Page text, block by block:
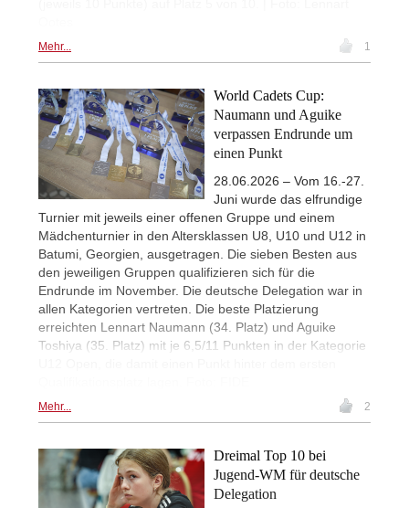
Mehr... 1
World Cadets Cup:
Naumann und Aguike
verpassen Endrunde um
einen Punkt
28.06.2026 – Vom 16.-27.
Juni wurde das elfrundige
Turnier mit jeweils einer offenen Gruppe und einem
Mädchenturnier in den Altersklassen U8, U10 und U12 in
Batumi, Georgien, ausgetragen. Die sieben Besten aus
den jeweiligen Gruppen qualifizieren sich für die
Endrunde im November. Die deutsche Delegation war in
allen Kategorien vertreten. Die beste Platzierung
erreichten Lennart Naumann (34. Platz) und Aguike
Toshiya (35. Platz) mit je 6,5/11 Punkten in der Kategorie
Mehr... 2
Dreimal Top 10 bei
Jugend-WM für deutsche
Delegation